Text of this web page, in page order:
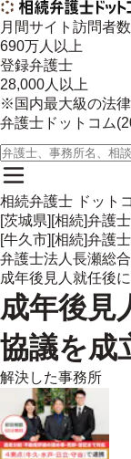
月間サイト訪問者数
690万人以上
登録弁護士
28,000人以上
※国内最大級の法
弁護士ドットコム(
相続弁護士 ドット
[茨城県][相続]弁護士
[牛久市][相続]弁護士
弁護士法人長瀬総
成年後見人就任後
成年後見
協議を成
解決した事務所